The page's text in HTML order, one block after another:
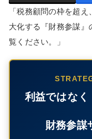
「税務顧問の枠を超
大化する『財務参謀
覧ください。」
利益ではなく
財務参謀